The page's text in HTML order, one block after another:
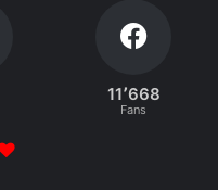
11٬668
Fans